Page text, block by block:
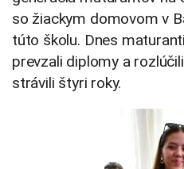
so žiackym domovom v
túto školu. Dnes
prevzali diplomy a
strávili štyri roky.